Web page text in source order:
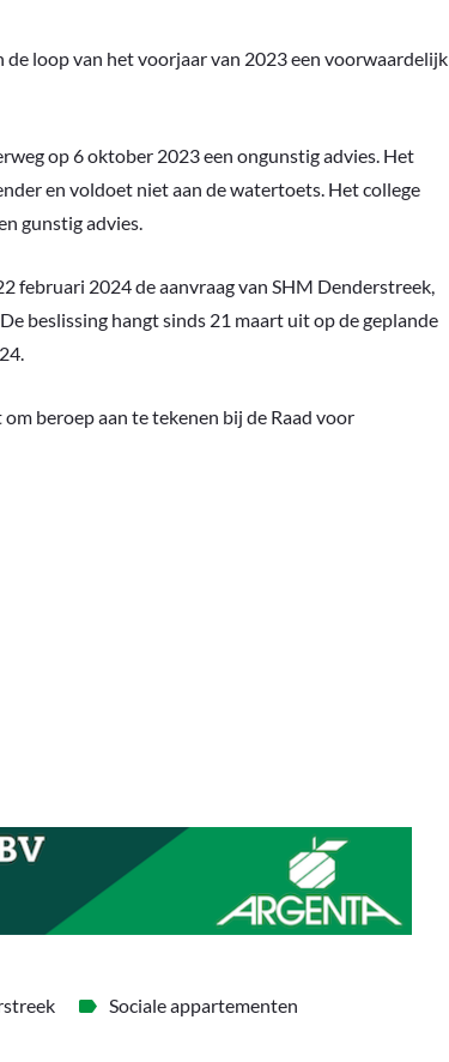
loop van het voorjaar van 2023 een voorwaardelijk
op 6 oktober 2023 een ongunstig advies. Het
en voldoet niet aan de watertoets. Het college
gunstig advies.
februari 2024 de aanvraag van SHM Denderstreek,
beslissing hangt sinds 21 maart uit op de geplande
beroep aan te tekenen bij de Raad voor
Sociale appartementen